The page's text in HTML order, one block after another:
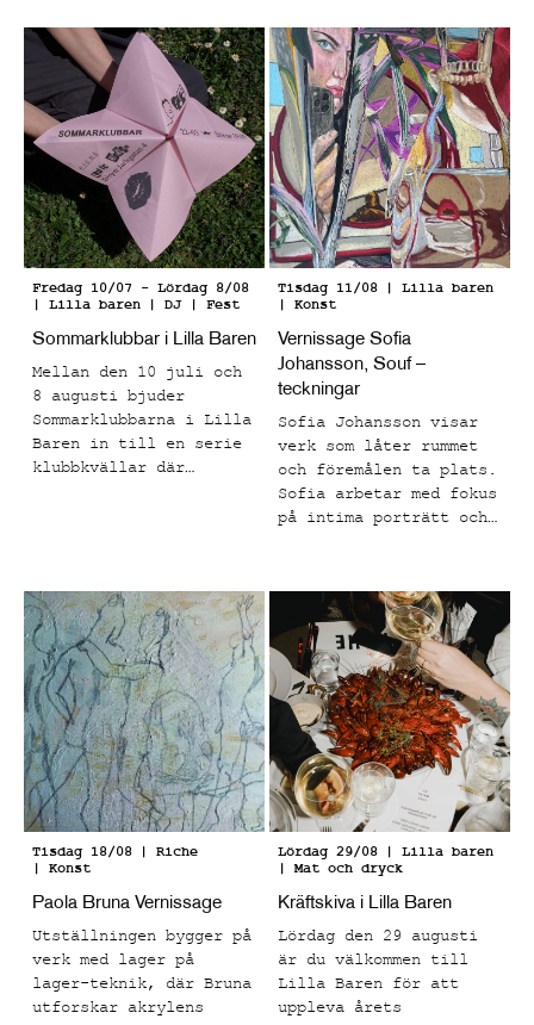
Fredag 10/07 - Lördag 8/08
| Lilla baren | DJ | Fest
Sommarklubbar i Lilla Baren
Mellan den 10 juli och
8 augusti bjuder
Sommarklubbarna i Lilla
Baren in till en serie
klubbkvällar där
Tisdag 11/08 | Lilla baren
| Konst
Vernissage Sofia
Johansson, Souf –
teckningar
Sofia Johansson visar
verk som låter rummet
och föremålen ta plats.
Sofia arbetar med fokus
på intima porträtt och
känns både bekanta och
känslomässigt laddade.
Tisdag 18/08 | Riche
| Konst
Paola Bruna Vernissage
Utställningen bygger på
verk med lager på
lager-teknik, där Bruna
utforskar akrylens
Lördag 29/08 | Lilla baren
| Mat och dryck
Kräftskiva i Lilla Baren
Lördag den 29 augusti
är du välkommen till
Lilla Baren för att
uppleva årets